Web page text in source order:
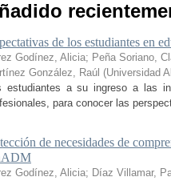
de los estudiantes en
Godínez, Alicia; Peña Soriano,
González, Raúl (Universidad
estudiantes a su ingreso a las
para conocer las
de necesidades de
Godínez, Alicia; Díaz Villamar,